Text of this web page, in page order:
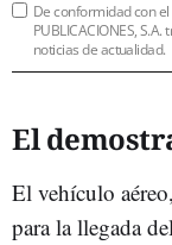
De conformidad con el
PUBLICACIONES,
noticias de actualidad.
El
El vehículo
para la llegada